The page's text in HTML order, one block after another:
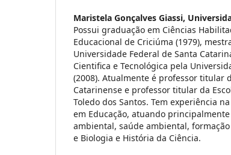
Maristela Gonçalves Giassi,
Possui graduação em Ciências
Educacional de Criciúma (1979),
Universidade Federal de Santa
Cientifica e Tecnológica pela
(2008). Atualmente é professor titular
Catarinense e professor titular da
Toledo dos Santos. Tem experiência
em Educação, atuando
ambiental, saúde ambiental,
e Biologia e História da Ciência.